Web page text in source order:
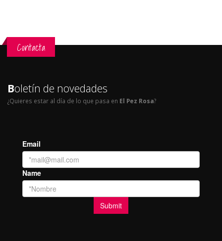
Contacta
Boletín de novedades
¿Quieres estar al día de lo que pasa en El Pez Rosa?